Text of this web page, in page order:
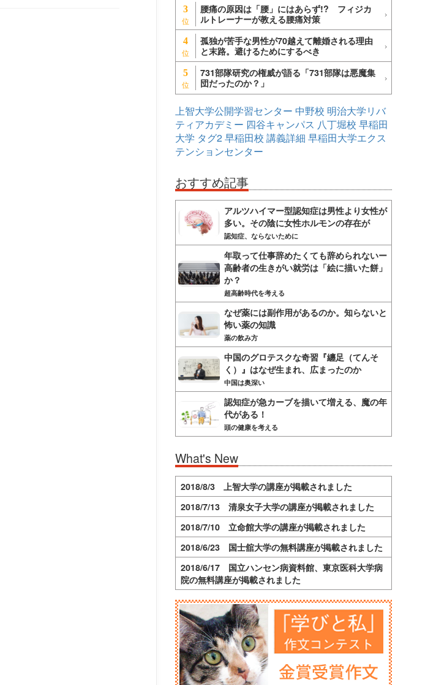
3
腰痛の原因は「腰」にはあらず!? フィジカ
ルトレーナーが教える腰痛対策
4
孤独が苦手な男性が70越えて離婚される理由
と末路。避けるためにするべき
5
731部隊研究の権威が語る「731部隊は悪魔集
団だったのか？」
上智大学公開学習センター 中野校 明治大学リバ
ティアカデミー 四谷キャンパス 八丁堀校 早稲田
大学 タグ2早稲田校 講義詳細 早稲田大学エクス
テンションセンター
おすすめ記事
アルツハイマー型認知症は男性より女性が
多い。その陰に女性ホルモンの存在が
認知症、ならないために
年取って仕事辞めたくても辞められないー
高齢者の生きがい就労は「絵に描いた餅」
か？
超高齢時代を考える
なぜ薬には副作用があるのか。知らないと
怖い薬の知識
薬の飲み方
中国のグロテスクな奇習『纏足（てんそ
く）』はなぜ生まれ、広まったのか
中国は奥深い
認知症が急カーブを描いて増える、魔の年
代がある！
頭の健康を考える
What's New
2018/8/3 上智大学の講座が掲載されました
2018/7/13 清泉女子大学の講座が掲載されました
2018/7/10 立命館大学の講座が掲載されました
2018/6/23 国士舘大学の無料講座が掲載されました
2018/6/17 国立ハンセン病資料館、東京医科大学病
院の無料講座が掲載されました